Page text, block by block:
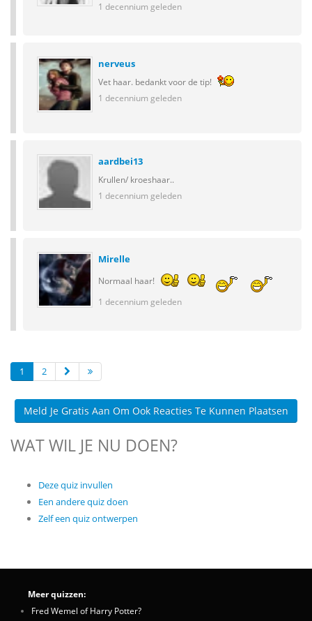
1 decennium geleden
nerveus
Vet haar. bedankt voor de tip!
1 decennium geleden
aardbei13
Krullen/ kroeshaar..
1 decennium geleden
Mirelle
Normaal haar!
1 decennium geleden
1 2
Meld Je Gratis Aan Om Ook Reacties Te Kunnen Plaatsen
WAT WIL JE NU DOEN?
Deze quiz invullen
Een andere quiz doen
Zelf een quiz ontwerpen
Meer quizzen:
Fred Wemel of Harry Potter?